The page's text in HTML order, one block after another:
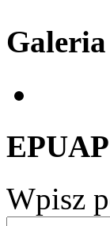
Wpisz